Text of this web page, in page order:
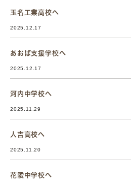
玉名工業高校へ
2025.12.17
あおば支援学校へ
2025.12.17
河内中学校へ
2025.11.29
人吉高校へ
2025.11.20
花陵中学校へ